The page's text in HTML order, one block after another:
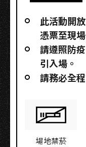
此活動開
憑票至現
請遵照防
引入場。
請務必全
場地禁菸